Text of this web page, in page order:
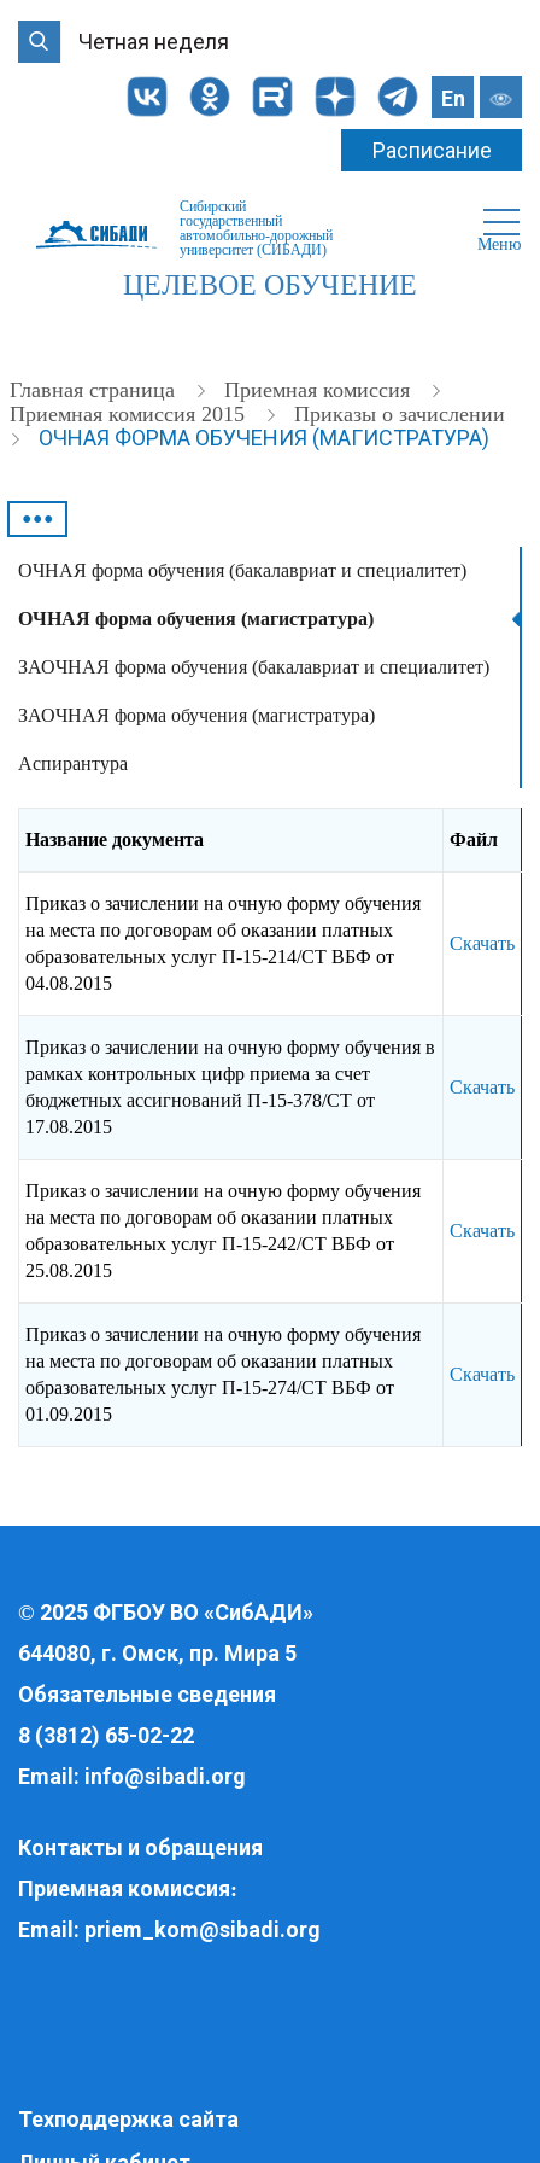
Четная неделя
En
Расписание
Сибирский
государственный
автомобильно-дорожный
университет (СИБАДИ)
Меню
ЦЕЛЕВОЕ ОБУЧЕНИЕ
Главная страница
Приемная комиссия
Приемная комиссия 2015
Приказы о зачислении
ОЧНАЯ ФОРМА ОБУЧЕНИЯ (МАГИСТРАТУРА)
•••
ОЧНАЯ форма обучения (бакалавриат и специалитет)
ОЧНАЯ форма обучения (магистратура)
ЗАОЧНАЯ форма обучения (бакалавриат и специалитет)
ЗАОЧНАЯ форма обучения (магистратура)
Аспирантура
Название документа Файл
Приказ о зачислении на очную форму обучения
на места по договорам об оказании платных
образовательных услуг П-15-214/СТ ВБФ от
04.08.2015
Скачать
Приказ о зачислении на очную форму обучения в
рамках контрольных цифр приема за счет
бюджетных ассигнований П-15-378/СТ от
17.08.2015
Скачать
Приказ о зачислении на очную форму обучения
на места по договорам об оказании платных
образовательных услуг П-15-242/СТ ВБФ от
25.08.2015
Скачать
Приказ о зачислении на очную форму обучения
на места по договорам об оказании платных
образовательных услуг П-15-274/СТ ВБФ от
01.09.2015
Скачать
© 2025 ФГБОУ ВО «СибАДИ»
644080, г. Омск, пр. Мира 5
Обязательные сведения
8 (3812) 65-02-22
Email: info@sibadi.org
Контакты и обращения
Приемная комиссия:
Email: priem_kom@sibadi.org
Техподдержка сайта